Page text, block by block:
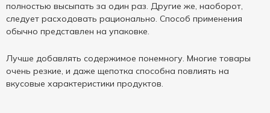
полностью высыпать за один раз. Другие же, наоборот,
следует расходовать рационально. Способ применения
обычно представлен на упаковке.
Лучше добавлять содержимое понемногу. Многие товары
очень резкие, и даже щепотка способна повлиять на
вкусовые характеристики продуктов.